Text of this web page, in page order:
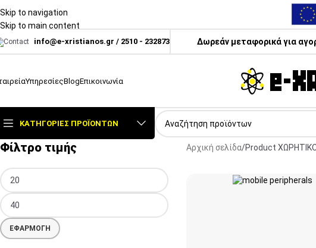
Skip to navigation
Skip to main content
info@e-xristianos.gr / 2510 - 232873 Δωρεάν μεταφορικά για
ΥπηρεσίεςBlogΕπικοινωνία
ΚΑΤΗΓΟΡΊΕΣ ΠΡΟΪΌΝΤΩΝ
Φίλτρο τιμής
ΕΦΑΡΜΟΓΉ
Αρχική σελίδα Product